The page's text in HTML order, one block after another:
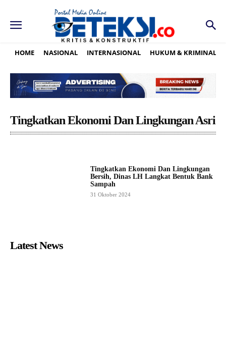
HOME NASIONAL INTERNASIONAL HUKUM & KRIMINAL
Tingkatkan Ekonomi Dan Lingkungan Asri
Tingkatkan Ekonomi Dan Lingkungan
Bersih, Dinas LH Langkat Bentuk Bank
Sampah
31 Oktober 2024
Latest News